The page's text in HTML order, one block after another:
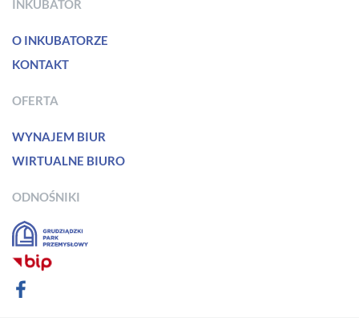
INKUBATOR
O INKUBATORZE
KONTAKT
OFERTA
WYNAJEM BIUR
WIRTUALNE BIURO
ODNOŚNIKI